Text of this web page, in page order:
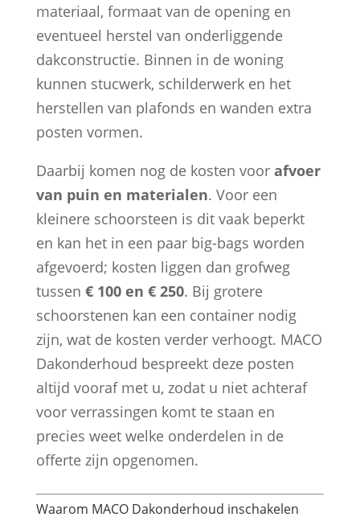
materiaal, formaat van de opening en
eventueel herstel van onderliggende
dakconstructie. Binnen in de woning
kunnen stucwerk, schilderwerk en het
herstellen van plafonds en wanden extra
posten vormen.
Daarbij komen nog de kosten voor afvoer
van puin en materialen. Voor een
kleinere schoorsteen is dit vaak beperkt
en kan het in een paar big-bags worden
afgevoerd; kosten liggen dan grofweg
tussen € 100 en € 250. Bij grotere
schoorstenen kan een container nodig
zijn, wat de kosten verder verhoogt. MACO
Dakonderhoud bespreekt deze posten
altijd vooraf met u, zodat u niet achteraf
voor verrassingen komt te staan en
precies weet welke onderdelen in de
offerte zijn opgenomen.
Waarom MACO Dakonderhoud inschakelen